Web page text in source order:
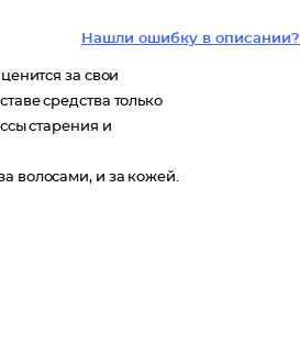
Нашли ошибку в описании?
за свои
средства только
старения и
волосами, и за кожей.